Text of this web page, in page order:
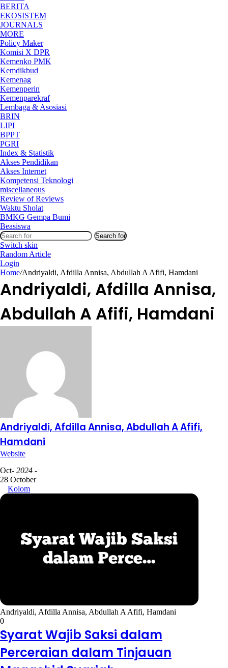
BERITA
EKOSISTEM
JOURNALS
MORE
Policy Maker
Komisi X DPR
Kemenko PMK
Kemdikbud
Kemenag
Kemenperin
Kemenparekraf
Lembaga & Asosiasi
BRIN
LIPI
BPPT
PGRI
Index & Statistik
Akses Pendidikan
Akses Internet
Kompetensi Teknologi
miscellaneous
Review of Reviews
Waktu Sholat
BMKG Gempa Bumi
Beasiswa
Search for
Switch skin
Random Article
Login
Home/Andriyaldi, Afdilla Annisa, Abdullah A Afifi, Hamdani
Andriyaldi, Afdilla Annisa,
Abdullah A Afifi, Hamdani
Andriyaldi, Afdilla Annisa, Abdullah A Afifi,
Hamdani
Website
Oct- 2024 -
28 October
Kolom
Andriyaldi, Afdilla Annisa, Abdullah A Afifi, Hamdani
0
Syarat Wajib Saksi dalam
Perceraian dalam Tinjauan